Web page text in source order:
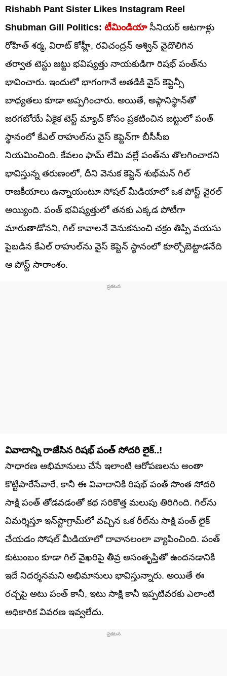
Rishabh Pant Sister Likes Instagram Reel
Shubman Gill Politics: టీమిండియాసీనియర్ ఆటగాళ్లు
రోహిత్ శర్మ, విరాట్ కోహ్లీ, రవిచంద్రన్ అశ్విన్ వైదొలిగిన
తర్వాత టెస్టు జట్టు భవిష్యత్తు నాయకుడిగా రిషభ్ పంత్‌ను
భావించారు. ఇందులో భాగంగానే అతడికి వైస్ కెప్టెన్సీ
బాధ్యతలు కూడా అప్పగించారు. అయితే, అఫ్గానిస్థాన్‌తో
జరగబోయే ఏకైక టెస్ట్ మ్యాచ్ కోసం ప్రకటించిన జట్టులో పంత్
స్థానంలో కేఎల్ రాహుల్‌ను వైస్ కెప్టెన్‌గా బీసీసీఐ
నియమించింది. కేవలం ఫామ్ లేమి వల్లే పంత్‌ను తొలగించారని
భావిస్తున్న తరుణంలో, దీని వెనుక కెప్టెన్ శుభ్‌మన్ గిల్
రాజకీయాలు ఉన్నాయంటూ సోషల్ మీడియాలో ఒక పోస్ట్ వైరల్
అయ్యింది. పంత్ భవిష్యత్తులో తనకు ఎక్కడ పోటీగా
మారుతాడోనని, గిల్ కావాలనే వెనుకనుంచి చక్రం తిప్పి వయసు
పైబడిన కేఎల్ రాహుల్‌ను వైస్ కెప్టెన్ స్థానంలో కూర్చోబెట్టాడనేది
ఆ పోస్ట్ సారాంశం.
వివాదాన్ని రాజేసిన రిషభ్ పంత్ సోదరి లైక్..!
సాధారణ అభిమానులు చేసే ఇలాంటి ఆరోపణలను అంతా
కొట్టిపారేసేవారే, కానీ ఈ వివాదానికి రిషభ్ పంత్ సొంత సోదరి
సాక్షి పంత్ తోడవడంతో కథ సరికొత్త మలుపు తిరిగింది. గిల్‌ను
విమర్శిస్తూ ఇన్‌స్టాగ్రామ్‌లో వచ్చిన ఒక రీల్‌ను సాక్షి పంత్ లైక్
చేయడం సోషల్ మీడియాలో దావానలంలా వ్యాపించింది. పంత్
కుటుంబం కూడా గిల్ వైఖరిపై తీవ్ర అసంతృప్తితో ఉందనడానికి
ఇదే నిదర్శనమని అభిమానులు భావిస్తున్నారు. అయితే ఈ
రచ్చపై అటు పంత్ కానీ, ఇటు సాక్షి కానీ ఇప్పటివరకు ఎలాంటి
అధికారిక వివరణ ఇవ్వలేదు.